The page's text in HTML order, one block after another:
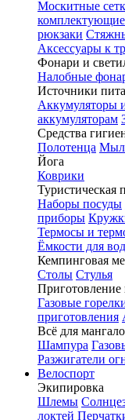
Москитные
комплектующие
рюкзаки
Аксессуары к
Фонари и
Налобные
Источники
Аккумуляторы
аккумуляторам
Средства
Полотенца
Йога
Коврики
Туристическая
Наборы посуды
приборы
Термосы и
Ёмкости для
Кемпинговая
Столы Стулья
Газовые
приготовления
Всё для
Шампура
Разжигатели
Велоспорт
Экипировка
Шлемы
локтей